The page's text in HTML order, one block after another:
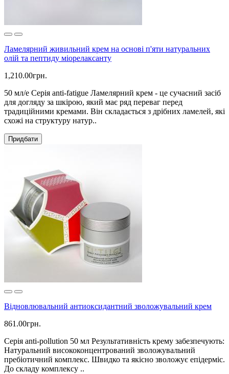
Ламелярний живильний крем на основі п'яти натуральних
олій та пептиду міорелаксанту
1,210.00грн.
50 мл/е Серія anti-fatigue Ламелярний крем - це сучасний засіб
для догляду за шкірою, який має ряд переваг перед
традиційними кремами. Він складається з дрібних ламелей, які
схожі на структуру натур..
Придбати
Відновлювальний антиоксидантний зволожувальний крем
861.00грн.
Серія anti-pollution 50 мл Результативність крему забезпечують:
Натуральний висококонцентрований зволожувальний
пребіотичний комплекс. Швидко та якісно зволожує епідерміс.
До складу комплексу ..